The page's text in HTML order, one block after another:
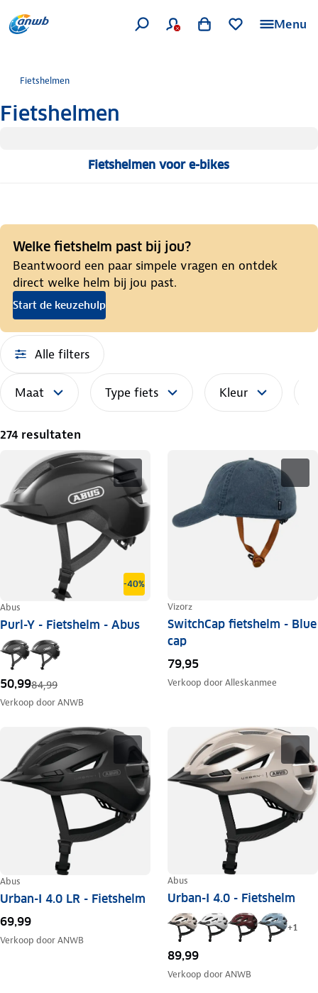
Menu
Fietshelmen
Fietshelmen
Fietshelmen voor e-bikes
Welke fietshelm past bij jou?
Beantwoord een paar simpele vragen en ontdek
direct welke helm bij jou past.
Start de keuzehulp
Alle filters
Maat Type fiets Kleur
274 resultaten
-40%
Abus
Purl-Y - Fietshelm - Abus
50,9984,99
Verkoop doorANWB
Vizorz
SwitchCap fietshelm - Blue
cap
79,95
Verkoop doorAlleskanmee
Abus
Urban-I 4.0 LR - Fietshelm
69,99
Verkoop doorANWB
Abus
Urban-I 4.0 - Fietshelm
+1
89,99
Verkoop doorANWB